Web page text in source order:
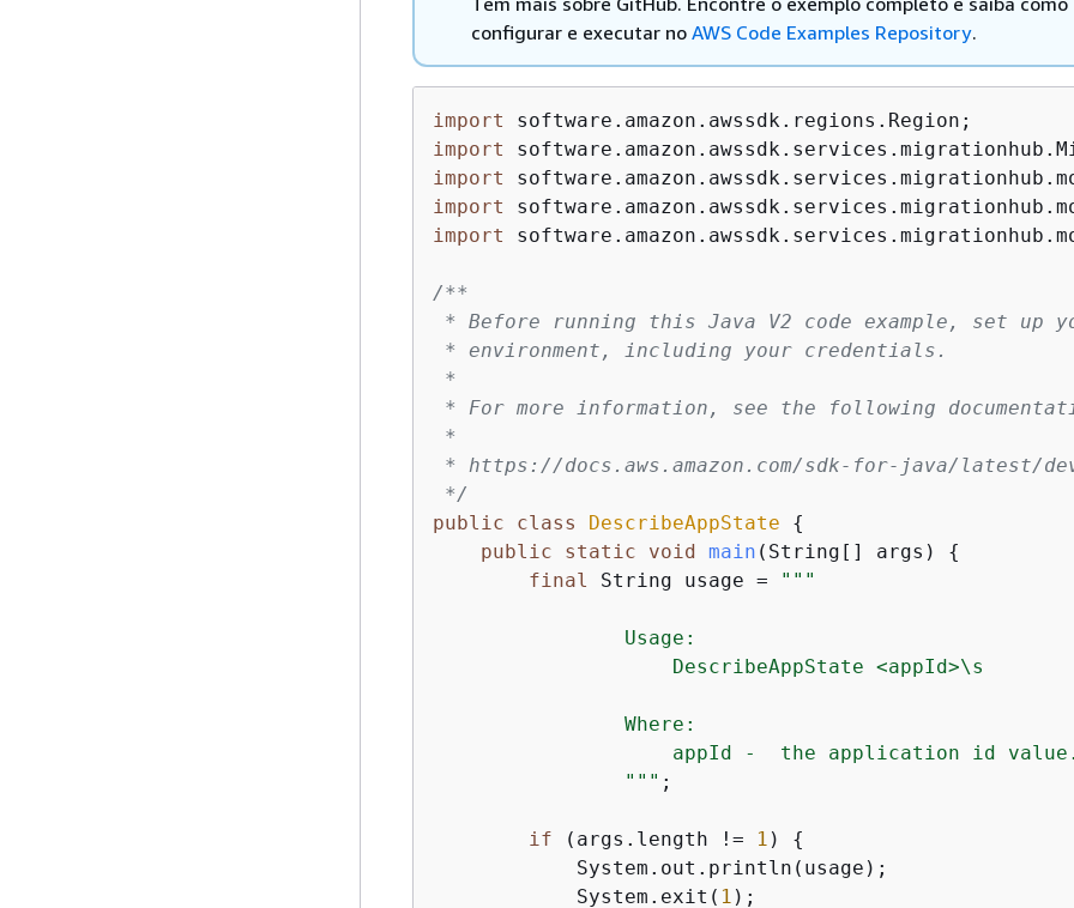
configurar e executar no AWS Code Examples Repository.
import
import
import
import
import
/**
* Before running this Java V2 code example, set up
* environment, including your credentials.
*
* For more information, see the following
*
* https://docs.aws.amazon.com/sdk-for-java/latest/
*/
public
class DescribeAppState
{
public
static void main (String[] args)
{
final
String usage = "" "
                Usage:
                    DescribeAppState <appId>\s
                Where:
appId -  the application id
                "
"" ;
if (args.length != 1 ) {
            System.out.println(usage);
            System.exit(
1 );